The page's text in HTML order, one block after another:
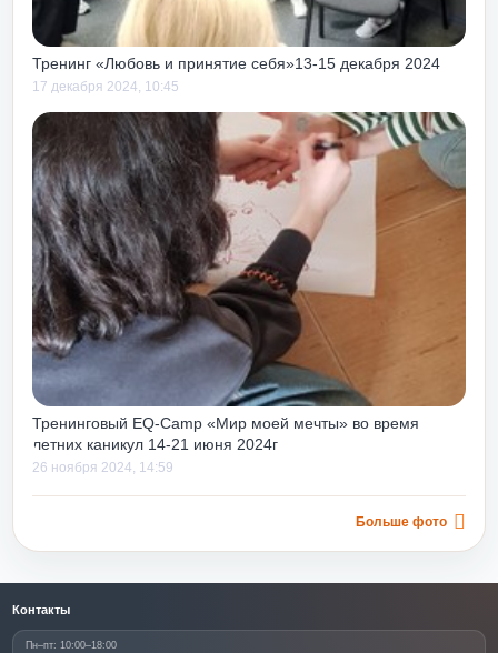
Тренинг «Любовь и принятие себя»13-15 декабря 2024
17 декабря 2024, 10:45
Тренинговый EQ-Camp «Мир моей мечты» во время
летних каникул 14-21 июня 2024г
26 ноября 2024, 14:59
Больше фото
Контакты
Пн–пт: 10:00–18:00